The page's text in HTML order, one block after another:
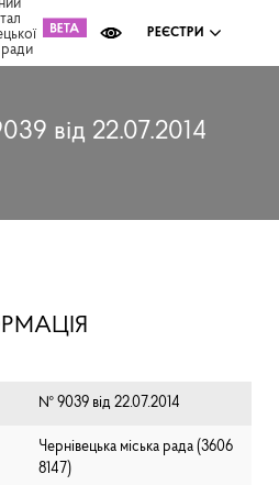
ради
РЕЄСТРИ
від 22.07.2014
№ 9039 від 22.07.2014
Чернівецька міська рада (⁨3606
8147⁩)